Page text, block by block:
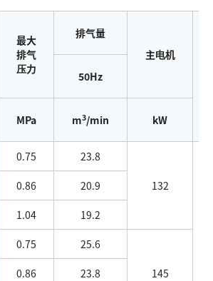
最大
排气
压力
排气量
主电机
50Hz
MPa m3/min kW
0.75 23.8
132
0.86 20.9
1.04 19.2
0.75 25.6
145
0.86 23.8